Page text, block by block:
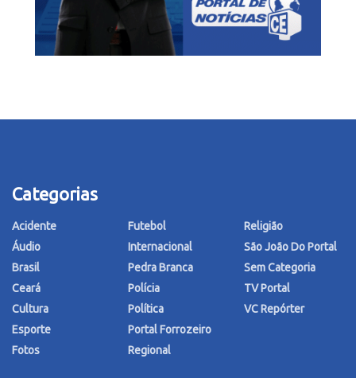
Categorias
Acidente
Áudio
Brasil
Ceará
Cultura
Esporte
Fotos
Futebol
Internacional
Pedra Branca
Polícia
Política
Portal Forrozeiro
Regional
Religião
São João Do Portal
Sem Categoria
TV Portal
VC Repórter